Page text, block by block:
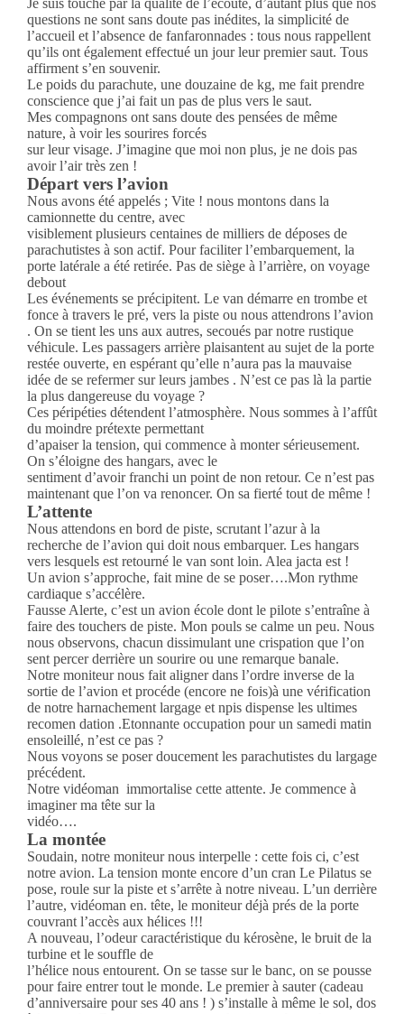
Je suis touché par la qualité de l’écoute, d’autant plus que nos
questions ne sont sans doute pas inédites, la simplicité de
l’accueil et l’absence de fanfaronnades : tous nous rappellent
qu’ils ont également effectué un jour leur premier saut. Tous
affirment s’en souvenir.
Le poids du parachute, une douzaine de kg, me fait prendre
conscience que j’ai fait un pas de plus vers le saut.
Mes compagnons ont sans doute des pensées de même
nature, à voir les sourires forcés
sur leur visage. J’imagine que moi non plus, je ne dois pas
avoir l’air très zen !
Départ vers l’avion
Nous avons été appelés ; Vite ! nous montons dans la
camionnette du centre, avec
visiblement plusieurs centaines de milliers de déposes de
parachutistes à son actif. Pour faciliter l’embarquement, la
porte latérale a été retirée. Pas de siège à l’arrière, on voyage
debout
Les événements se précipitent. Le van démarre en trombe et
fonce à travers le pré, vers la piste ou nous attendrons l’avion
. On se tient les uns aux autres, secoués par notre rustique
véhicule. Les passagers arrière plaisantent au sujet de la porte
restée ouverte, en espérant qu’elle n’aura pas la mauvaise
idée de se refermer sur leurs jambes . N’est ce pas là la partie
la plus dangereuse du voyage ?
Ces péripéties détendent l’atmosphère. Nous sommes à l’affût
du moindre prétexte permettant
d’apaiser la tension, qui commence à monter sérieusement.
On s’éloigne des hangars, avec le
sentiment d’avoir franchi un point de non retour. Ce n’est pas
maintenant que l’on va renoncer. On sa fierté tout de même !
L’attente
Nous attendons en bord de piste, scrutant l’azur à la
recherche de l’avion qui doit nous embarquer. Les hangars
vers lesquels est retourné le van sont loin. Alea jacta est !
Un avion s’approche, fait mine de se poser….Mon rythme
cardiaque s’accélère.
Fausse Alerte, c’est un avion école dont le pilote s’entraîne à
faire des touchers de piste. Mon pouls se calme un peu. Nous
nous observons, chacun dissimulant une crispation que l’on
sent percer derrière un sourire ou une remarque banale.
Notre moniteur nous fait aligner dans l’ordre inverse de la
sortie de l’avion et procéde (encore ne fois)à une vérification
de notre harnachement largage et npis dispense les ultimes
recomen dation .Etonnante occupation pour un samedi matin
ensoleillé, n’est ce pas ?
Nous voyons se poser doucement les parachutistes du largage
précédent.
Notre vidéoman immortalise cette attente. Je commence à
imaginer ma tête sur la
vidéo….
La montée
Soudain, notre moniteur nous interpelle : cette fois ci, c’est
notre avion. La tension monte encore d’un cran Le Pilatus se
pose, roule sur la piste et s’arrête à notre niveau. L’un derrière
l’autre, vidéoman en. tête, le moniteur déjà prés de la porte
couvrant l’accès aux hélices !!!
A nouveau, l’odeur caractéristique du kérosène, le bruit de la
turbine et le souffle de
l’hélice nous entourent. On se tasse sur le banc, on se pousse
pour faire entrer tout le monde. Le premier à sauter (cadeau
d’anniversaire pour ses 40 ans ! ) s’installe à même le sol, dos